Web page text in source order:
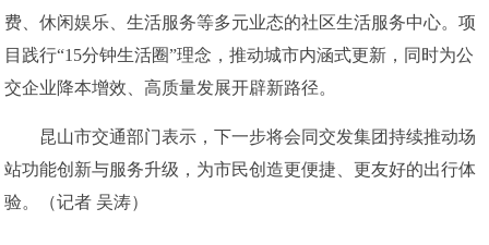
费、休闲娱乐、生活服务等多元业态的社区生活服务中心。项
目践行“15分钟生活圈”理念，推动城市内涵式更新，同时为公
交企业降本增效、高质量发展开辟新路径。
昆山市交通部门表示，下一步将会同交发集团持续推动场
站功能创新与服务升级，为市民创造更便捷、更友好的出行体
验。（记者 吴涛）